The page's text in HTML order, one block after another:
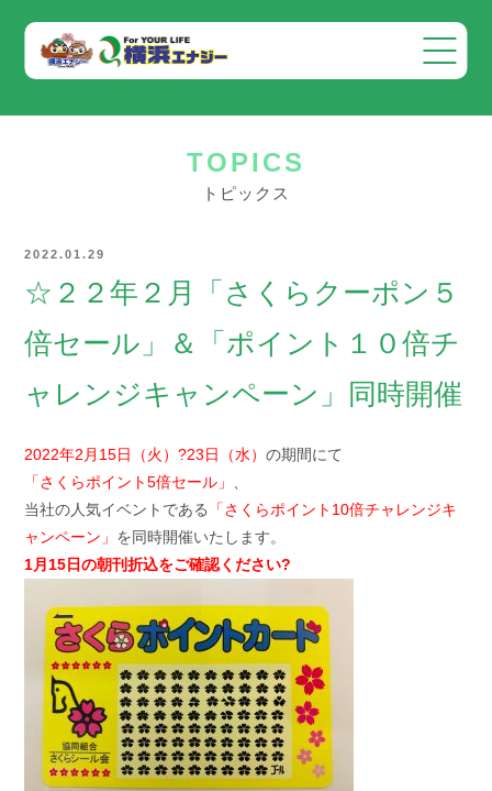
TOPICS
トピックス
2022.01.29
☆２２年２月「さくらクーポン５
倍セール」＆「ポイント１０倍チ
ャレンジキャンペーン」同時開催
2022年2月15日（火）?23日（水）の期間にて
「さくらポイント5倍セール」
当社の人気イベントである
「さくらポイント10倍チャレンジキ
ャンペーン」 を同時開催いたします。
1月15日の朝刊折込をご確認ください?